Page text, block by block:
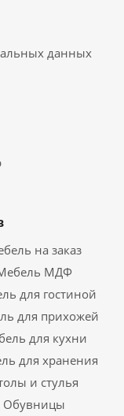
данных
на заказ
МДФ
для гостиной
для прихожей
для кухни
для хранения
и стулья
Обувницы